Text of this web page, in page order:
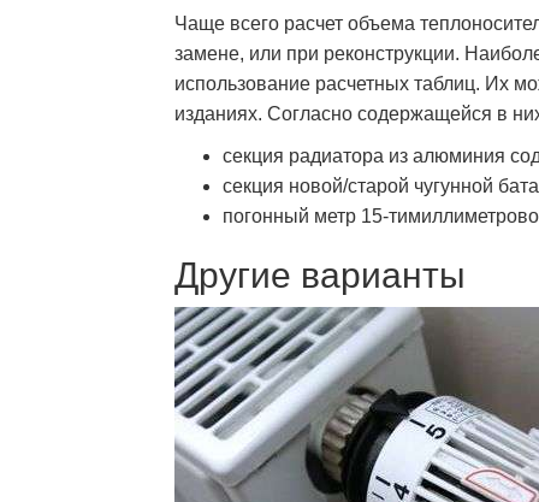
Чаще всего расчет объема
замене, или при реконструкции.
использование расчетных таблиц. Их
изданиях. Согласно содержащейся в
секция радиатора из алюминия
секция новой/старой чугунной
погонный метр 15-
Другие варианты